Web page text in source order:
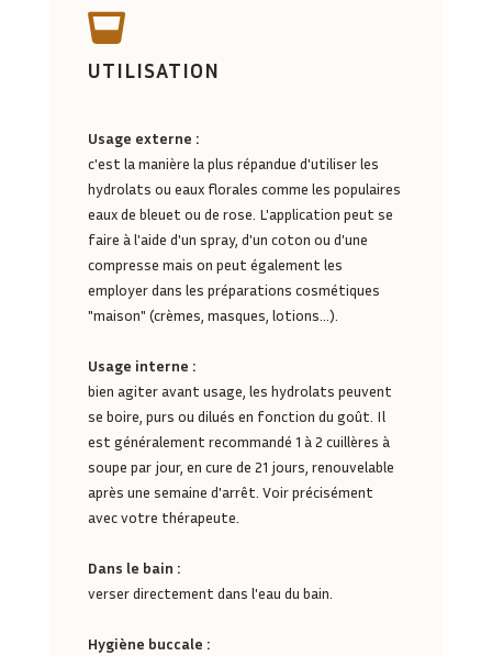

UTILISATION
Usage externe :
c'est la manière la plus répandue d'utiliser les
hydrolats ou eaux florales comme les populaires
eaux de bleuet ou de rose. L'application peut se
faire à l'aide d'un spray, d'un coton ou d'une
compresse mais on peut également les
employer dans les préparations cosmétiques
"maison" (crèmes, masques, lotions...).
Usage interne :
bien agiter avant usage, les hydrolats peuvent
se boire, purs ou dilués en fonction du goût. Il
est généralement recommandé 1 à 2 cuillères à
soupe par jour, en cure de 21 jours, renouvelable
après une semaine d'arrêt. Voir précisément
avec votre thérapeute.
Dans le bain :
verser directement dans l'eau du bain.
Hygiène buccale :